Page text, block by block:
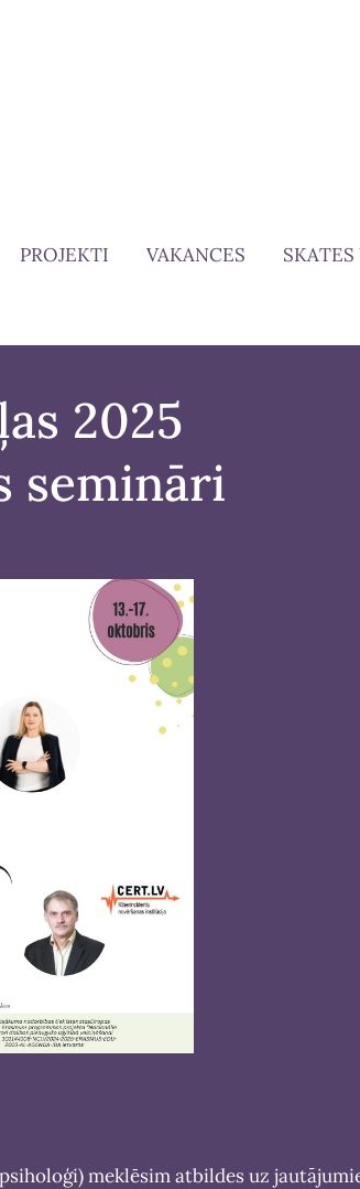
PROJEKTI VAKANCES
2025
semināri
meklēsim atbildes uz